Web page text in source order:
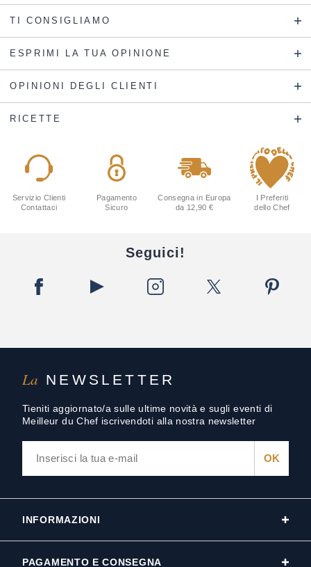
TI CONSIGLIAMO
ESPRIMI LA TUA OPINIONE
OPINIONI DEGLI CLIENTI
RICETTE
La NEWSLETTER
Tieniti aggiornato/a sulle ultime novità e sugli eventi di
Meilleur du Chef iscrivendoti alla nostra newsletter
Servizio Clienti
Contattaci
Pagamento
Sicuro
Consegna in Europa
da 12,90 €
I Preferiti
dello Chef
Seguici!
INFORMAZIONI
PAGAMENTO E CONSEGNA